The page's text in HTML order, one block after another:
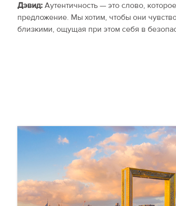
Дэвид: Аутентичность — это слово,
предложение. Мы хотим, чтобы они
близкими, ощущая при этом себя в